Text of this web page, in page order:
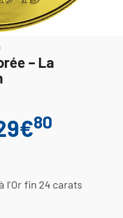
– La
80
l’Or fin 24 carats